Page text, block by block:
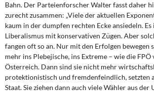
Bahn. Der Parteienforscher Walter fasst daher
zurecht zusammen: „Viele der aktuellen
kaum in der dumpfen rechten Ecke ansiedeln.
Liberalismus mit konservativen Zügen. Aber
fangen oft so an. Nur mit den Erfolgen bewegen
mehr ins Plebejische, ins Ext­reme – wie die
Österreich. Dann sind sie nicht mehr
protektionistisch und fremdenfeindlich, setzten
Staat. Sie ziehen dann auch viele Wähler aus der